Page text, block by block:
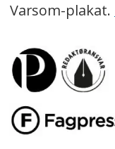
Varsom-plakat.